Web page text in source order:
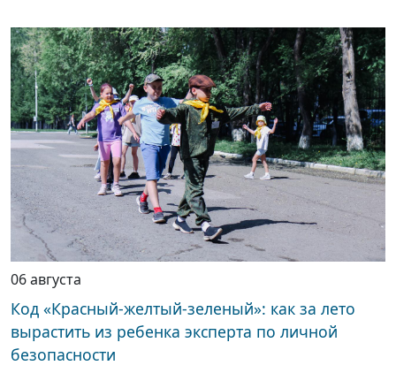
06 августа
Код «Красный-желтый-зеленый»: как за лето
вырастить из ребенка эксперта по личной
безопасности